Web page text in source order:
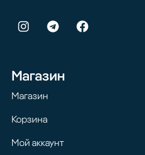
Магазин
Магазин
Корзина
Мой аккаунт